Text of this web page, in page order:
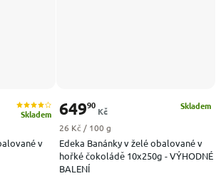
v
Skladem
Edeka Banánky v želé obalované v
hořké čokoládě 10x250g - VÝHODNÉ
BALENÍ
Skladem
64990
Kč
Měrná cena:
26 Kč / 100 g